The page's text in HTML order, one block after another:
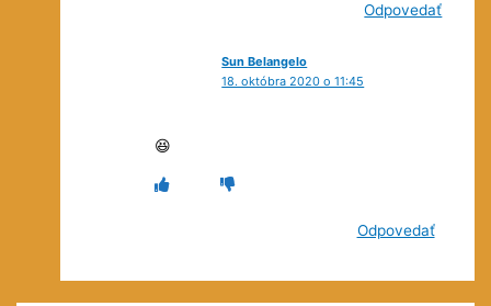
Odpovedať
Sun Belangelo
18. októbra 2020 o 11:45
😆
Odpovedať